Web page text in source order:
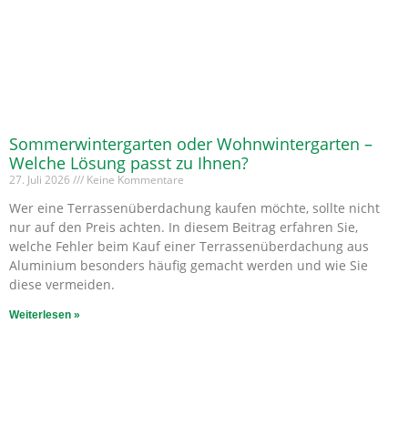
Sommerwintergarten oder Wohnwintergarten –
Welche Lösung passt zu Ihnen?
27. Juli 2026 Keine Kommentare
Wer eine Terrassenüberdachung kaufen möchte, sollte nicht
nur auf den Preis achten. In diesem Beitrag erfahren Sie,
welche Fehler beim Kauf einer Terrassenüberdachung aus
Aluminium besonders häufig gemacht werden und wie Sie
diese vermeiden.
Weiterlesen »